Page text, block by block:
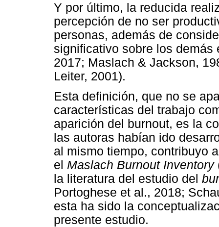
Y por último, la reducida
percepción de no ser
personas, además de
significativo sobre los demás
2017; Maslach & Jackson,
Leiter, 2001).
Esta definición, que no se
características del trabajo
aparición del burnout, es la
las autoras habían ido
al mismo tiempo, contribuyo
el Maslach Burnout Inventory
la literatura del estudio del
Portoghese et al., 2018;
esta ha sido la
presente estudio.